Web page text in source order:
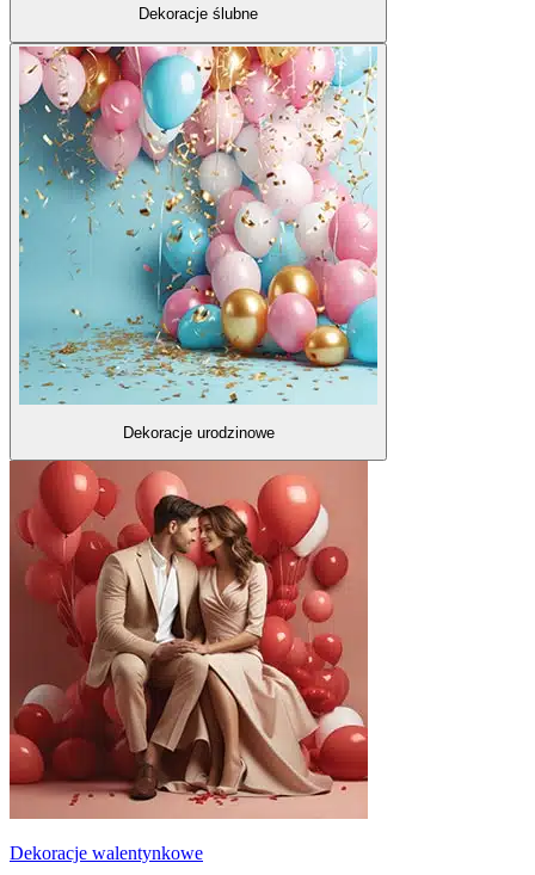
Dekoracje ślubne
Dekoracje urodzinowe
Dekoracje walentynkowe